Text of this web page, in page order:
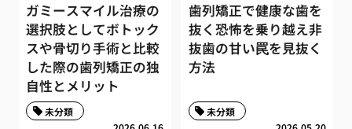
ガミースマイル治療の
選択肢としてボトック
スや骨切り手術と比較
した際の歯列矯正の独
自性とメリット
未分類
歯列矯正で健康な歯を
抜く恐怖を乗り越え非
抜歯の甘い罠を見抜く
方法
未分類